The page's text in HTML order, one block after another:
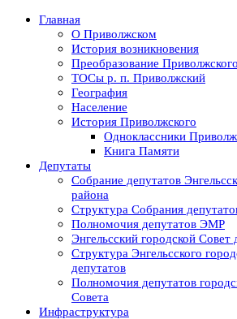
Главная
О Приволжском
История возникновения
Преобразование
ТОСы р. п. Приволжский
География
Население
История Приволжского
Одноклассники
Книга Памяти
Депутаты
Собрание депутатов
района
Структура Собрания
Полномочия депутатов ЭМР
Энгельсский городской Совет
Структура Энгельсского
депутатов
Полномочия депутатов
Совета
Инфраструктура